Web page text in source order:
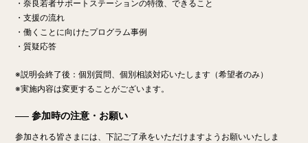
・奈良若者サポートステーションの特徴、できること
・支援の流れ
・働くことに向けたプログラム事例
・質疑応答
※説明会終了後：個別質問、個別相談対応いたします（希望者のみ）
※実施内容は変更することがございます。
参加時の注意・お願い
参加される皆さまには、下記ご了承をいただけますようお願いいたしま